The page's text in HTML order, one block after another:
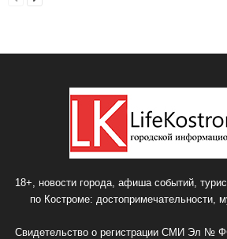
18+, новости города, афиша событий,
по Костроме: достопримечательности,
Свидетельство о регистрации СМИ Эл №